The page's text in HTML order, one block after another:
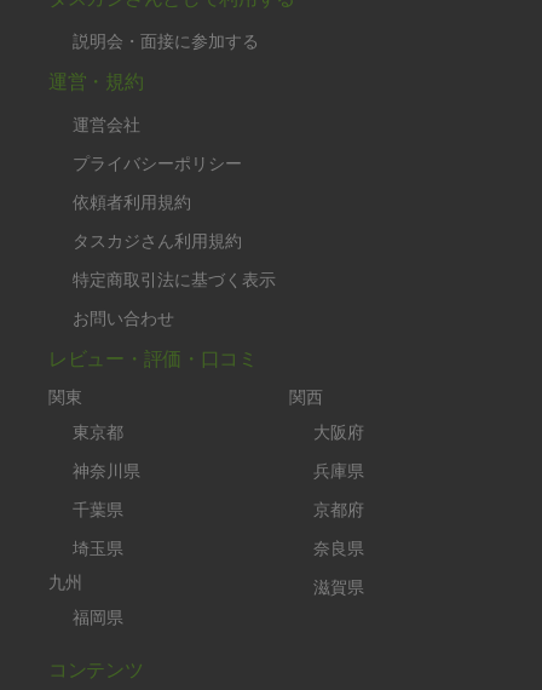
説明会・面接に参加する
運営・規約
運営会社
プライバシーポリシー
依頼者利用規約
タスカジさん利用規約
特定商取引法に基づく表示
お問い合わせ
レビュー・評価・口コミ
関東
東京都
神奈川県
千葉県
埼玉県
九州
福岡県
関西
大阪府
兵庫県
京都府
奈良県
滋賀県
コンテンツ